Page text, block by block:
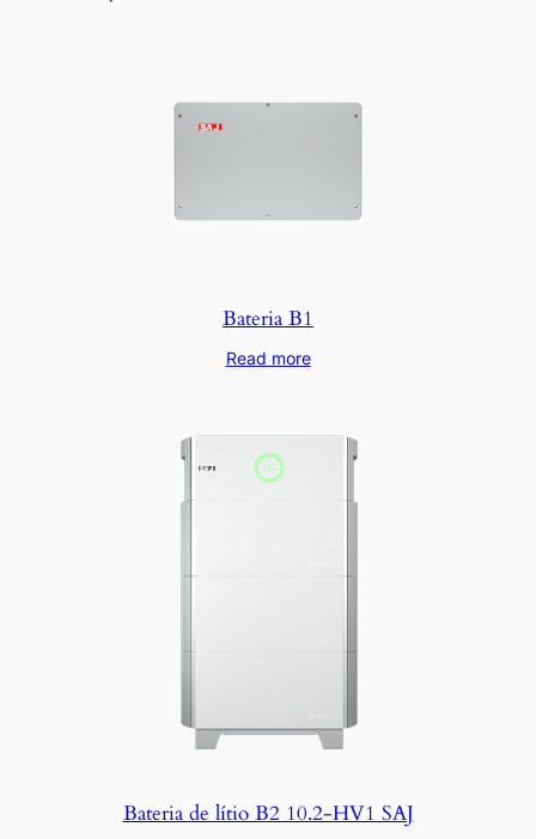
Bateria B1
Read more
Bateria de lítio B2 10.2-HV1 SAJ